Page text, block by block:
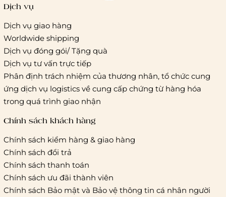
Giao hàng tiêu chuẩn:
Hồ Chí Minh:
Áp dụng theo bảng giá cước của ĐVVC
Vietelpost/ Giaohangtietkiem và 1 số đối tác vận chuyển
Hà Nội và các tỉnh thành khác:
Áp dụng theo bảng giá
cước của ĐVVC Vietelpost/ Giaohangtietkiem... và 1 số đối
tác vận chuyển khác
Thời gian giao hàng
Hồ Chí Minh:
Hà Nội và các tỉnh thành khá
Dịch vụ
Dịch vụ giao hàng
Worldwide shipping
Dịch vụ đóng gói/ Tặng quà
Dịch vụ tư vấn trực tiếp
Phân định trách nhiệm của thương nhân, tổ chức cung
ứng dịch vụ logistics về cung cấp chứng từ hàng hóa
trong quá trình giao nhận
Chính sách khách hàng
Chính sách kiểm hàng & giao hàng
Chính sách đổi trả
Chính sách thanh toán
Chính sách ưu đãi thành viên
Chính sách Bảo mật và Bảo vệ thông tin cá nhân người